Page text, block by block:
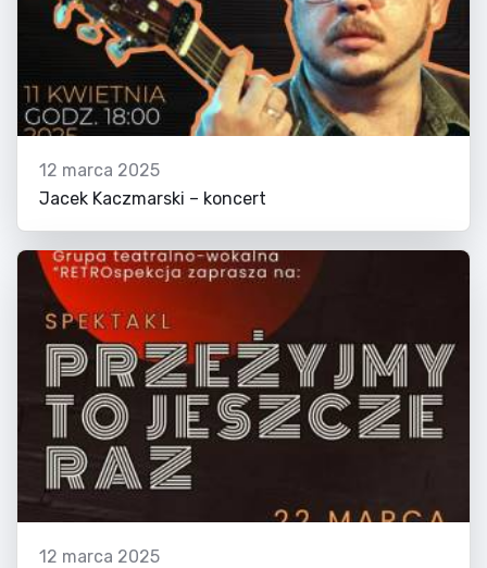
12 marca 2025
Jacek Kaczmarski – koncert
12 marca 2025